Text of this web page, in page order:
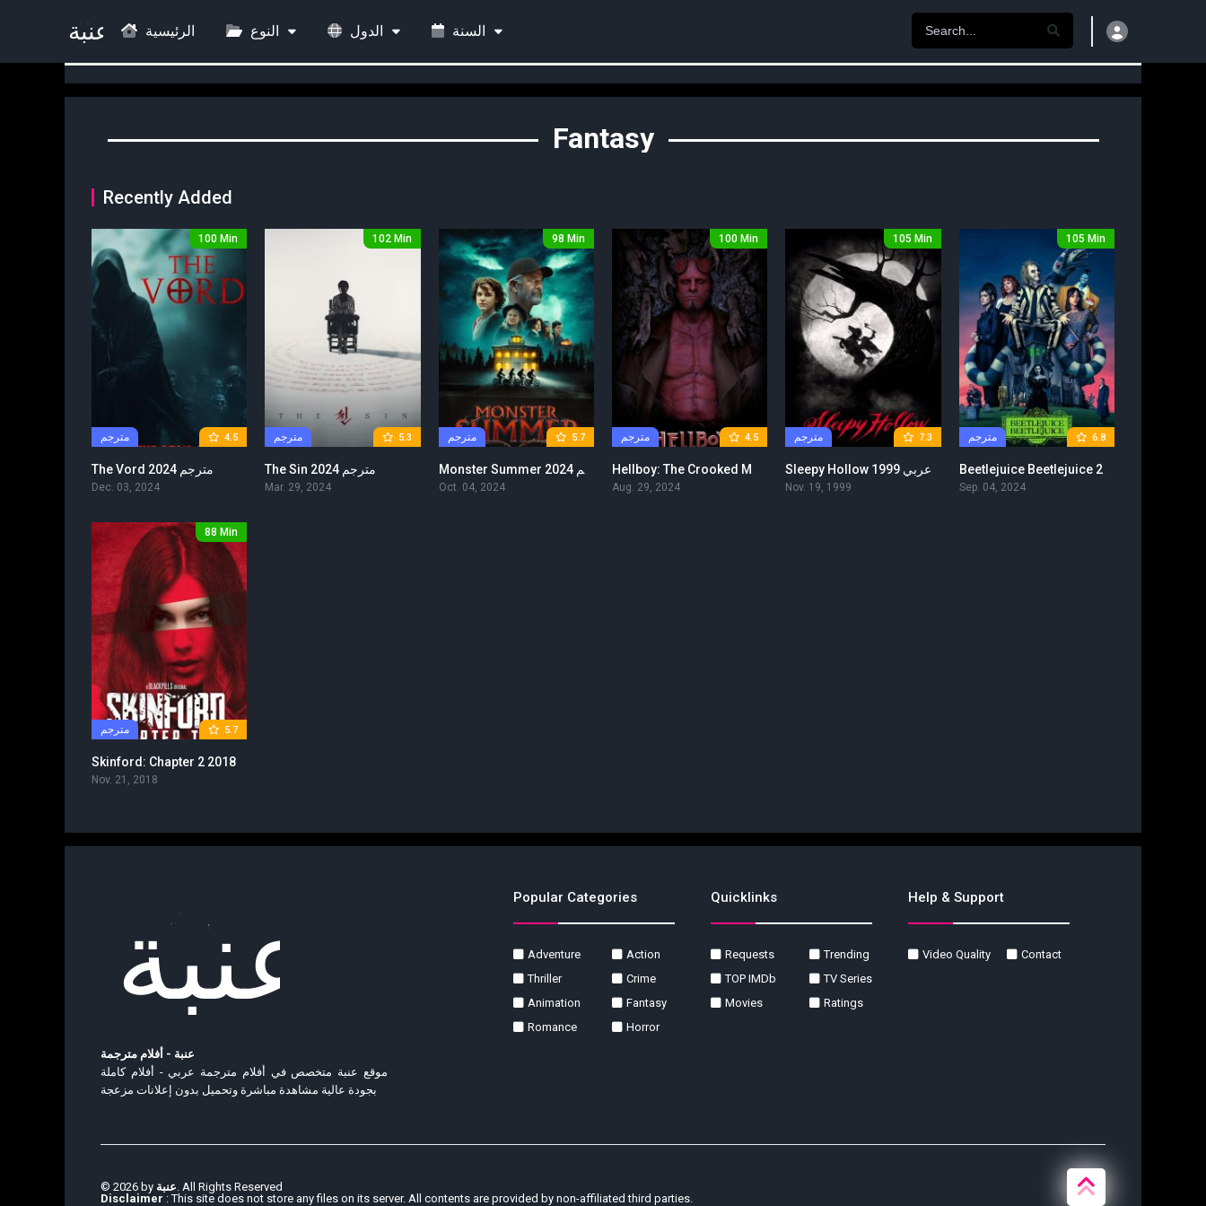
الرئيسية النوع الدول السنة
Fantasy
Recently Added
4.5 مترجم
100 Min
The Vord 2024 مترجم
Dec. 03, 2024
5.3 مترجم
102 Min
The Sin 2024 مترجم
Mar. 29, 2024
5.7 مترجم
98 Min
Monster Summer 2024 مترجم
Oct. 04, 2024
4.5 مترجم
100 Min
Aug. 29, 2024
7.3 مترجم
105 Min
Nov. 19, 1999
6.8 مترجم
105 Min
Beetlejuice Beetlejuice 2024 مترجم
Sep. 04, 2024
5.7 مترجم
88 Min
Nov. 21, 2018
Popular Categories
Adventure
Action
Thriller
Crime
Animation
Fantasy
Romance
Horror
Quicklinks
Requests
Trending
TOP IMDb
TV Series
Movies
Ratings
Help & Support
Video Quality Contact
عنبة - أفلام مترجمة
موقع عنبة متخصص في أفلام مترجمة عربي - أفلام كاملة
بجودة عالية مشاهدة مباشرة وتحميل بدون إعلانات مزعجة
© 2026 by عنبة. All Rights Reserved
Disclaimer : This site does not store any files on its server. All contents are provided by non-affiliated third parties.